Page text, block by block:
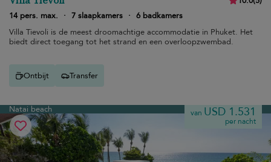
14 pers. max.
· 7 slaapkamers · 6 badkamers
Villa Tievoli is de meest droomachtige accommodatie in Phuket. Het
biedt direct toegang tot het strand en een overloopzwembad.
Ontbijt Transfer
Natai beach van USD 1.531
per nacht